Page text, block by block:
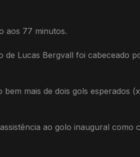
aos 77 minutos.
de Lucas Bergvall foi cabeceado
mais de dois gols esperados
ao golo inaugural